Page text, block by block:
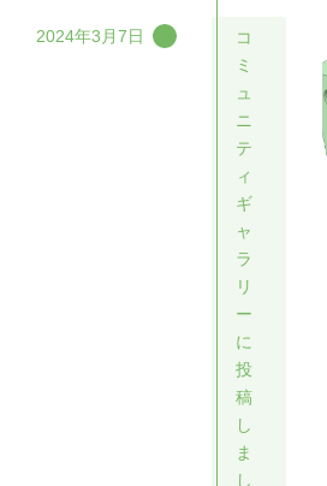
2024年3月7日
コ
ミ
ュ
ニ
テ
ィ
ギ
ャ
ラ
リ
ー
に
投
稿
し
ま
し